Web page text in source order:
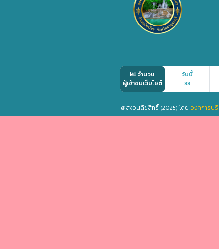
จำนวน
ผู้เข้าชมเว็บไซต์
วันนี้
33
@สงวนลิขสิทธิ์ (2025) โดย องค์การบ